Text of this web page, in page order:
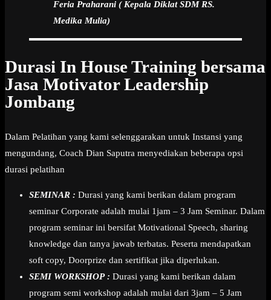
Feria Praharani ( Kepala Diklat SDM RS.
Medika Mulia)
Durasi In House Training bersama
Jasa Motivator Leadership
Jombang
Dalam Pelatihan yang kami selenggarakan untuk Instansi yang
mengundang, Coach Dian Saputra menyediakan beberapa opsi
durasi pelatihan
SEMINAR : Durasi yang kami berikan dalam program
seminar Corporate adalah mulai 1jam – 3 Jam Seminar. Dalam
program seminar ini bersifat Motivational Speech, sharing
knowledge dan tanya jawab terbatas. Peserta mendapatkan
soft copy, Doorprize dan sertifikat jika diperlukan.
SEMI WORKSHOP : Durasi yang kami berikan dalam
program semi workshop adalah mulai dari 3jam – 5 Jam